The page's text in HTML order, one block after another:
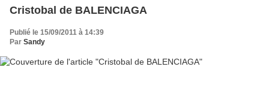
Cristobal de BALENCIAGA
Publié le 15/09/2011 à 14:39
Par Sandy